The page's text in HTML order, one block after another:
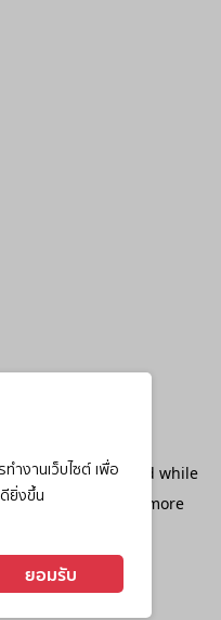
ำงานเว็บไซต์ เพื่อ
ยิ่งขึ้น
ยอมรับ
has occurred while
console
for more